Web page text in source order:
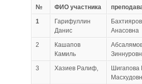
№ ФИО участника
1
Гарифуллин
Данис
Анасовна
2
Кашапов
Камиль
3
Хазиев Ралиф,
Шигапова